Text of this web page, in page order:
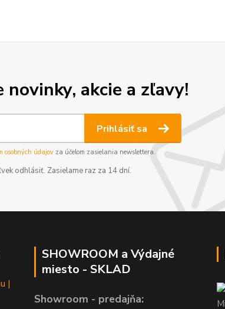
novinky, akcie a zľavy!
Prihlásiť sa
osobných údajovza účelom zasielania newslettera.
odhlásiť. Zasielame raz za 14 dní.
|
SHOWROOM a Výdajné
miesto - SKLAD
Showroom - predajňa: